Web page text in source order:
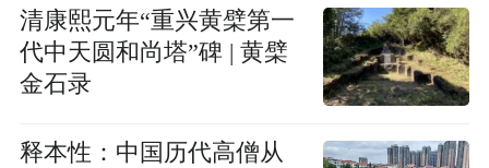
清康熙元年“重兴黄檗第一
代中天圆和尚塔”碑 | 黄檗
金石录
释本性：中国历代高僧从